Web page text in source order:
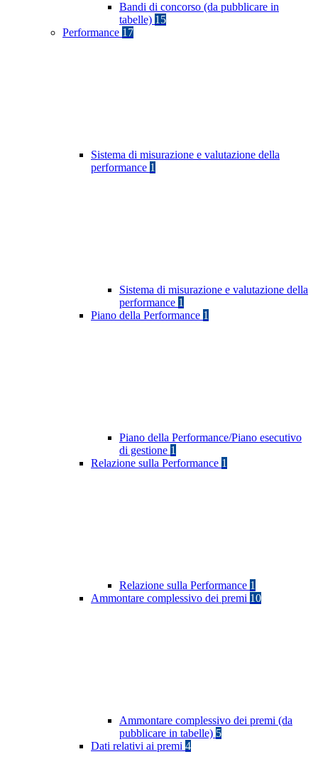
Bandi di concorso (da pubblicare in
tabelle) 15
Performance 17
Sistema di misurazione e valutazione della
performance 1
Sistema di misurazione e valutazione della
performance 1
Piano della Performance 1
Piano della Performance/Piano esecutivo
di gestione 1
Relazione sulla Performance 1
Relazione sulla Performance 1
Ammontare complessivo dei premi 10
Ammontare complessivo dei premi (da
pubblicare in tabelle) 5
Dati relativi ai premi 4